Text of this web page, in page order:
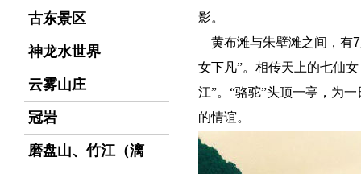
古东景区
神龙水世界
云雾山庄
冠岩
磨盘山、竹江（漓
影。
黄布滩与朱壁滩之间，有7
女下凡”。相传天上的七仙
江”。“骆驼”头顶一亭，为
的情谊。